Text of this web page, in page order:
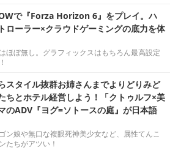
で『Forza Horizon 6』をプレイ。ハ
ローラー×クラウドゲーミングの底力を体
ほぼ無し。グラフィックスはもちろん最高設定
スタイル抜群お姉さんまでよりどりみど
ちとホテル経営しよう！「クトゥルフ×美
のADV『ヨグ=ソトースの庭』が日本語
ン娘や無口な複眼死神美少女など、属性てんこ
たちがアツい！